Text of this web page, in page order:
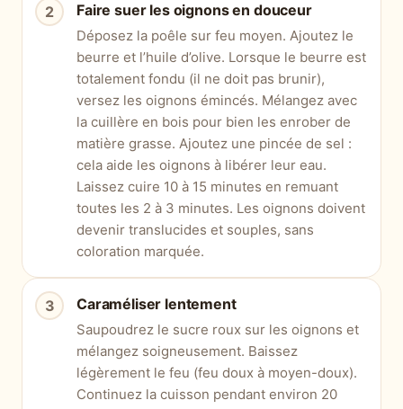
Faire suer les oignons en douceur
Déposez la poêle sur feu moyen. Ajoutez le
beurre et l’huile d’olive. Lorsque le beurre est
totalement fondu (il ne doit pas brunir),
versez les oignons émincés. Mélangez avec
la cuillère en bois pour bien les enrober de
matière grasse. Ajoutez une pincée de sel :
cela aide les oignons à libérer leur eau.
Laissez cuire 10 à 15 minutes en remuant
toutes les 2 à 3 minutes. Les oignons doivent
devenir translucides et souples, sans
coloration marquée.
Caraméliser lentement
Saupoudrez le sucre roux sur les oignons et
mélangez soigneusement. Baissez
légèrement le feu (feu doux à moyen-doux).
Continuez la cuisson pendant environ 20